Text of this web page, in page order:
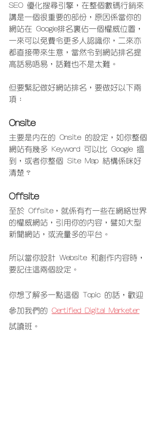
SEO 優化搜尋引擎，在整個數碼行銷來
講是一個很重要的部份，原因係當你的
網站在 Google排名裏佔一個權威位置，
一來可以免費令更多人認識你，二來亦
都直接帶來生意，當然令到網站排名提
高話易唔易，話難也不是太難。
但要緊記做好網站排名，要做好以下兩
項：
Onsite
主要是內在的 Onsite 的設定，如你整個
網站有幾多 Keyword 可以比 Google 搵
到，或者你整個 Site Map 結構係咪好
清楚？
Offsite
至於 Offsite，就係有冇一些在網絡世界
的權威網站，引用你的內容，譬如大型
新聞網站，或流量多的平台。
所以當你設計 Website 和創作內容時，
要記住這兩個設定。
你想了解多一點這個 Topic 的話，歡迎
參加我們的 Certified Digital Marketer
試讀班。